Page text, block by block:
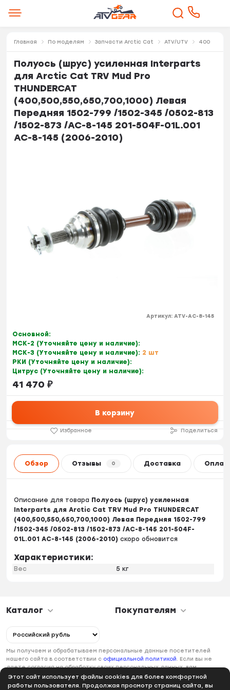
Этот сайт использует файлы cookies для более комфортной
работы пользователя. Продолжая просмотр страниц сайта, вы
Главная По моделям Запчасти Arctic Cat ATV/UTV 400
Полуось (шрус) усиленная Interparts
для Arctic Cat TRV Mud Pro
THUNDERCAT
(400,500,550,650,700,1000) Левая
Передняя 1502-799 /1502-345 /0502-813
/1502-873 /AC-8-145 201-504F-01L.001
AC-8-145 (2006-2010)
Артикул:ATV-AC-8-145
Основной:
МСК-2 (Уточняйте цену и наличие):
МСК-3 (Уточняйте цену и наличие): 2 шт
РКИ (Уточняйте цену и наличие):
Цитрус (Уточняйте цену и наличие):
41 470 ₽
В корзину
Избранное Поделиться
Обзор Отзывы 0 Доставка
Описание для товара Полуось (шрус) усиленная
Interparts для Arctic Cat TRV Mud Pro THUNDERCAT
(400,500,550,650,700,1000) Левая Передняя 1502-799
/1502-345 /0502-813 /1502-873 /AC-8-145 201-504F-
01L.001 AC-8-145 (2006-2010) скоро обновится
Характеристики:
Вес 5 кг
Каталог Покупателям
Мы получаем и обрабатываем персональные данные посетителей
нашего сайта в соответствии с официальной политикой
. Если вы не
даете согласия на обработку своих персональных данных, вам
необходимо покинуть наш сайт.